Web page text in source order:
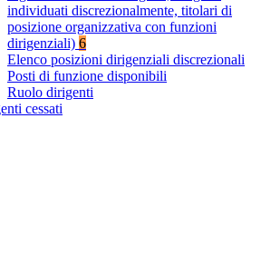
individuati discrezionalmente, titolari di
posizione organizzativa con funzioni
dirigenziali) 6
Elenco posizioni dirigenziali discrezionali
Posti di funzione disponibili
Ruolo dirigenti
cessati